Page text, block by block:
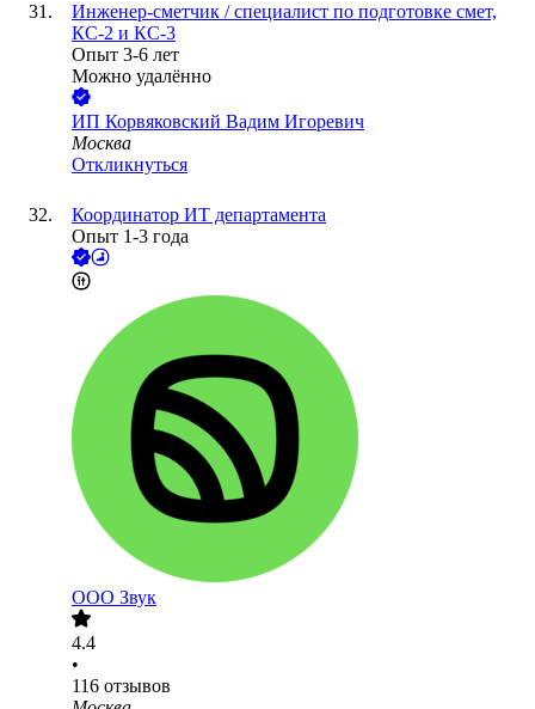
Инженер-сметчик / специалист по подготовке смет,
КС-2 и КС-3
Опыт 3-6 лет
Можно удалённо
ИП Корвяковский Вадим Игоревич
Москва
Откликнуться
Координатор ИТ департамента
Опыт 1-3 года
ООО Звук
4.4
•
116 отзывов